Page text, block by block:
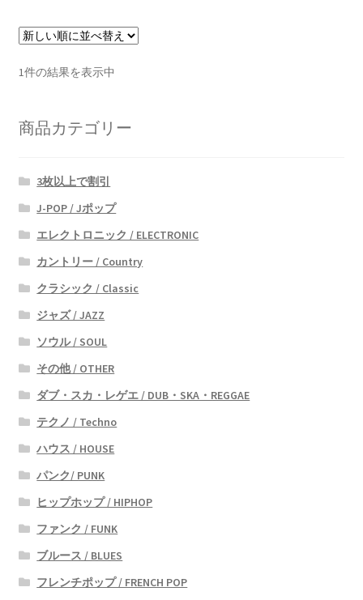
1件の結果を表示中
商品カテゴリー
3枚以上で割引
J-POP / Jポップ
エレクトロニック / ELECTRONIC
カントリー / Country
クラシック / Classic
ジャズ / JAZZ
ソウル / SOUL
その他 / OTHER
ダブ・スカ・レゲエ / DUB・SKA・REGGAE
テクノ / Techno
ハウス / HOUSE
パンク/ PUNK
ヒップホップ / HIPHOP
ファンク / FUNK
ブルース / BLUES
フレンチポップ / FRENCH POP